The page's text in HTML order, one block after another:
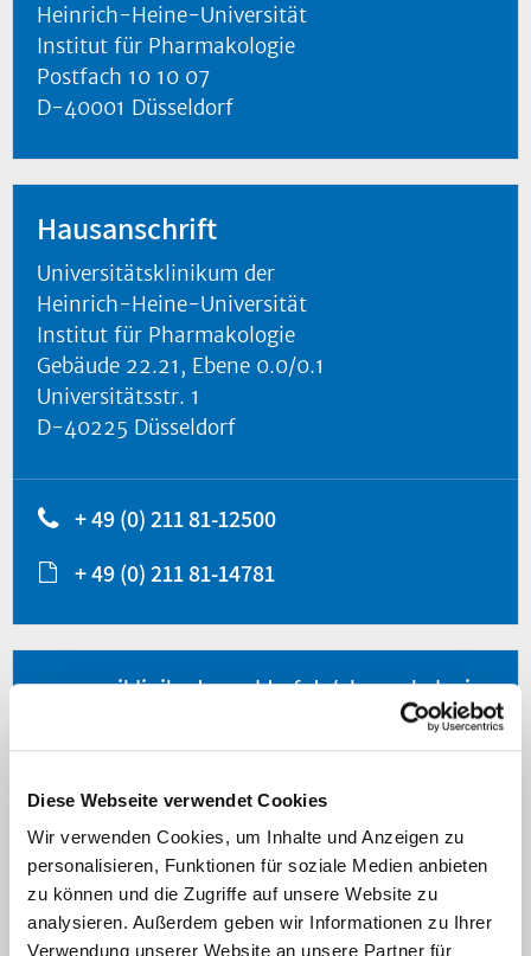
Diese Webseite verwendet Cookies
Wir verwenden Cookies, um Inhalte und Anzeigen zu
personalisieren, Funktionen für soziale Medien anbieten
zu können und die Zugriffe auf unsere Website zu
analysieren. Außerdem geben wir Informationen zu Ihrer
Verwendung unserer Website an unsere Partner für
Heinrich-Heine-Universität
Institut für Pharmakologie
Postfach 10 10 07
D-40001 Düsseldorf
Hausanschrift
Universitätsklinikum der
Heinrich-Heine-Universität
Institut für Pharmakologie
Gebäude 22.21, Ebene 0.0/0.1
Universitätsstr. 1
D-40225 Düsseldorf
+ 49 (0) 211 81-12500
+ 49 (0) 211 81-14781
www.uniklinik-duesseldorf.de/pharmakologie